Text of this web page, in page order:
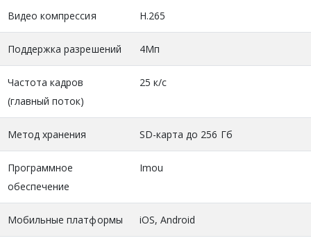
Видео компрессия H.265
Поддержка разрешений 4Мп
Частота кадров
(главный поток)
25 к/c
Метод хранения SD-карта до 256 Гб
Программное
обеспечение
Imou
Мобильные платформы iOS, Android